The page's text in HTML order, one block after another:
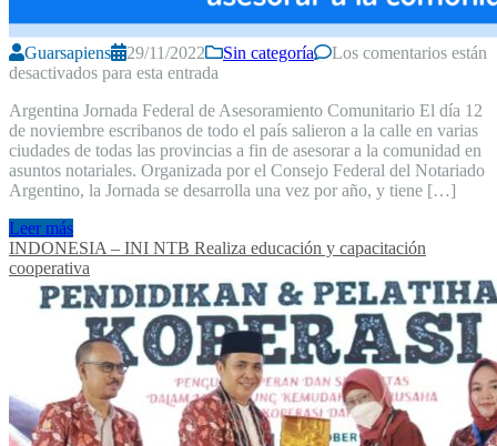
Guarsapiens 29/11/2022 Sin categoría
Los comentarios están
desactivados para esta entrada
Argentina Jornada Federal de Asesoramiento Comunitario El día 12
de noviembre escribanos de todo el país salieron a la calle en varias
ciudades de todas las provincias a fin de asesorar a la comunidad en
asuntos notariales. Organizada por el Consejo Federal del Notariado
Argentino, la Jornada se desarrolla una vez por año, y tiene […]
Leer más
INDONESIA – INI NTB Realiza educación y capacitación
cooperativa